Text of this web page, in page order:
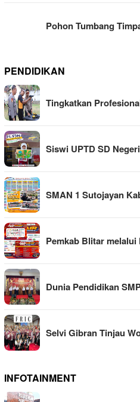
Pohon Tumbang
PENDIDIKAN
Tingkatkan
Siswi UPTD SD
SMAN 1 Sutojayan
Pemkab Blitar
Dunia Pendidikan
Selvi Gibran Tinjau
INFOTAINMENT